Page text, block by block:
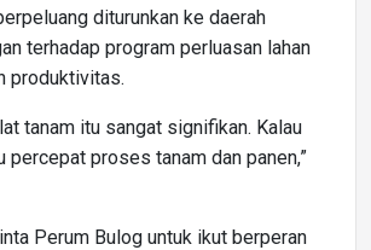
diturunkan ke daerah
terhadap program perluasan lahan
produktivitas.
tanam itu sangat signifikan. Kalau
percepat proses tanam dan panen,”
Perum Bulog untuk ikut berperan